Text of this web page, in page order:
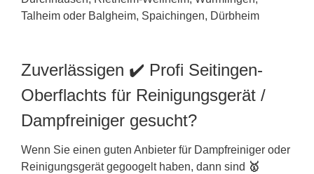
Zuverlässigen ✔️ Profi Seitingen-
Oberflachts für Reinigungsgerät /
Dampfreiniger gesucht?
Wenn Sie einen guten Anbieter für Dampfreiniger oder
Reinigungsgerät gegoogelt haben, dann sind 🥇